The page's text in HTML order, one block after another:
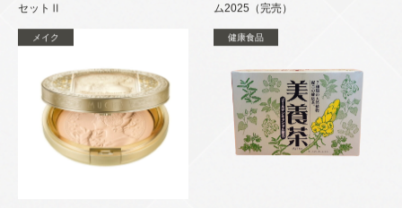
セットⅡ
ム2025（完売）
メイク 健康食品